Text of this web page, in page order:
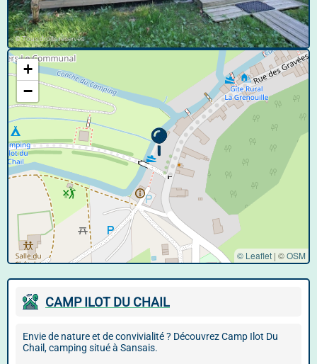
© Tous droits réservés
+
−
© Leaflet | ©OSM
CAMP ILOT DU CHAIL
Envie de nature et de convivialité ? Découvrez Camp Ilot Du
Chail, camping situé à Sansais.